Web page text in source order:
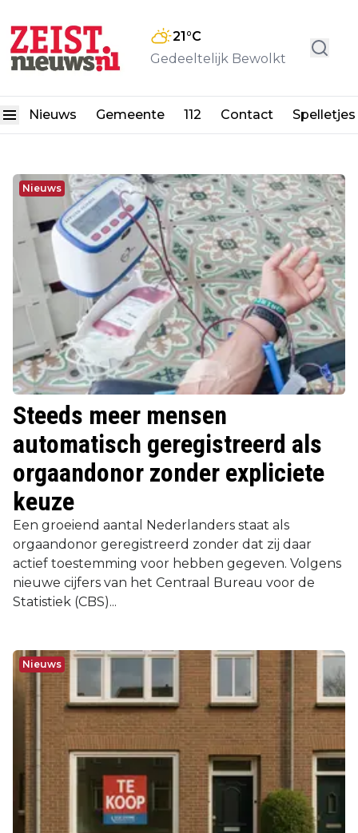
21°C
Gedeeltelijk Bewolkt
Nieuws Gemeente 112 Contact Spelletjes
Nieuws
Steeds meer mensen
automatisch geregistreerd als
orgaandonor zonder expliciete
keuze
Een groeiend aantal Nederlanders staat als
orgaandonor geregistreerd zonder dat zij daar
actief toestemming voor hebben gegeven. Volgens
nieuwe cijfers van het Centraal Bureau voor de
Statistiek (CBS)...
Nieuws